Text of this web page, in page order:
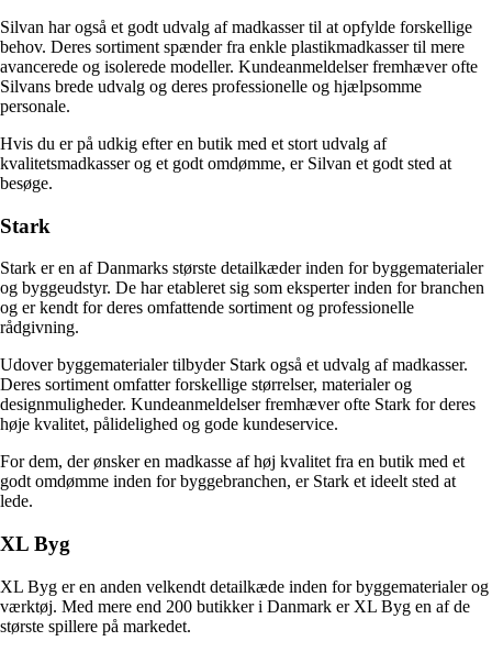
Silvan har også et godt udvalg af madkasser til at opfylde forskellige
behov. Deres sortiment spænder fra enkle plastikmadkasser til mere
avancerede og isolerede modeller. Kundeanmeldelser fremhæver ofte
Silvans brede udvalg og deres professionelle og hjælpsomme
personale.
Hvis du er på udkig efter en butik med et stort udvalg af
kvalitetsmadkasser og et godt omdømme, er Silvan et godt sted at
besøge.
Stark
Stark er en af Danmarks største detailkæder inden for byggematerialer
og byggeudstyr. De har etableret sig som eksperter inden for branchen
og er kendt for deres omfattende sortiment og professionelle
rådgivning.
Udover byggematerialer tilbyder Stark også et udvalg af madkasser.
Deres sortiment omfatter forskellige størrelser, materialer og
designmuligheder. Kundeanmeldelser fremhæver ofte Stark for deres
høje kvalitet, pålidelighed og gode kundeservice.
For dem, der ønsker en madkasse af høj kvalitet fra en butik med et
godt omdømme inden for byggebranchen, er Stark et ideelt sted at
lede.
XL Byg
XL Byg er en anden velkendt detailkæde inden for byggematerialer og
værktøj. Med mere end 200 butikker i Danmark er XL Byg en af de
største spillere på markedet.